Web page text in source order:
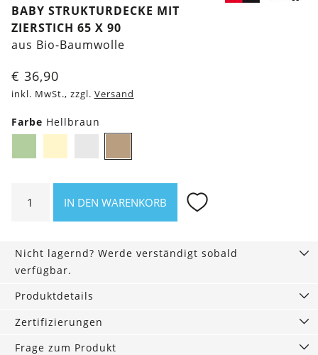
BABY STRUKTURDECKE MIT
ZIERSTICH 65 X 90
aus Bio-Baumwolle
€ 36,90
inkl. MwSt., zzgl. Versand
Farbe Hellbraun
Strukturdecke
65
x
90
IN DEN WARENKORB
Nicht lagernd? Werde verständigt sobald
verfügbar.
Produktdetails
Zertifizierungen
Frage zum Produkt